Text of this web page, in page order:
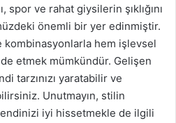
spor ve rahat giysilerin şıklığını
önemli bir yer edinmiştir.
kombinasyonlarla hem işlevsel
etmek mümkündür. Gelişen
tarzınızı yaratabilir ve
Unutmayın, stilin
iyi hissetmekle de ilgili